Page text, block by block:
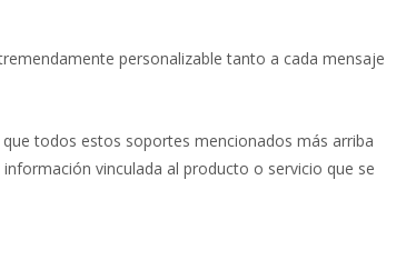
personalizable tanto a cada mensaje
todos estos soportes mencionados más arriba
vinculada al producto o servicio que se